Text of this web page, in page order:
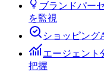
ブランドパー
を監視
ショッピング
エージェント
把握